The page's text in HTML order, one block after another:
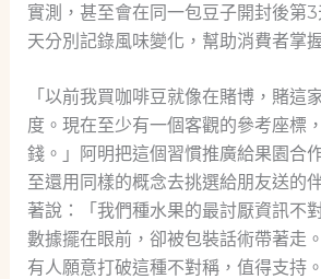
實測，甚至會在同一包豆子開封後第
天分別記錄風味變化，幫助消費者掌
「以前我買咖啡豆就像在賭博，賭這
度。現在至少有一個客觀的參考座標
錢。」阿明把這個習慣推廣給果園合
至還用同樣的概念去挑選給朋友送的
著說：「我們種水果的最討厭資訊
數據擺在眼前，卻被包裝話術帶著走
有人願意打破這種不對稱，值得支持。